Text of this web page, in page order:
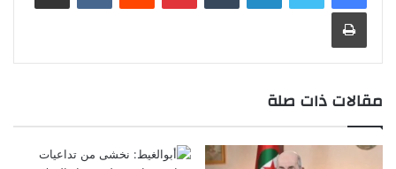
مقالات ذات صلة